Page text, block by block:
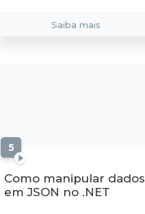
Saiba mais
5
Como manipular dados
em JSON no .NET